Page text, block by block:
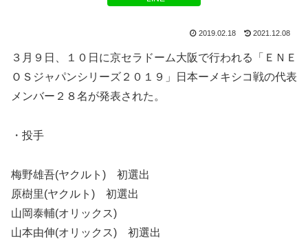
2019.02.18 2021.12.08
３月９日、１０日に京セラドーム大阪で行われる「ＥＮＥ
ＯＳジャパンシリーズ２０１９」日本ーメキシコ戦の代表
メンバー２８名が発表された。
・投手
梅野雄吾(ヤクルト) 初選出
原樹里(ヤクルト) 初選出
山岡泰輔(オリックス)
山本由伸(オリックス) 初選出